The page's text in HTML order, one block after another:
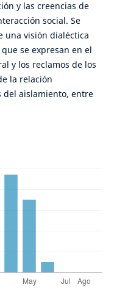
y las creencias de
social. Se
una visión dialéctica
se expresan en el
y los reclamos de los
la relación
del aislamiento, entre